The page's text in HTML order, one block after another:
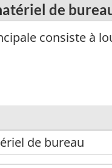
de
consiste à
de bureau